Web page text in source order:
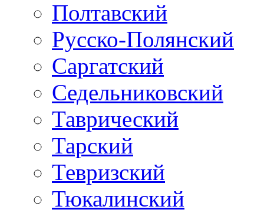
Полтавский
Русско-Полянский
Саргатский
Седельниковский
Таврический
Тарский
Тевризский
Тюкалинский